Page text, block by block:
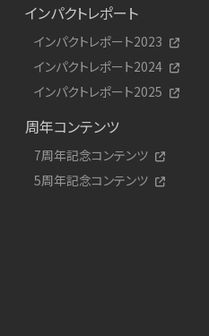
インパクトレポート
インパクトレポート2023
インパクトレポート2024
インパクトレポート2025
周年コンテンツ
7周年記念コンテンツ
5周年記念コンテンツ